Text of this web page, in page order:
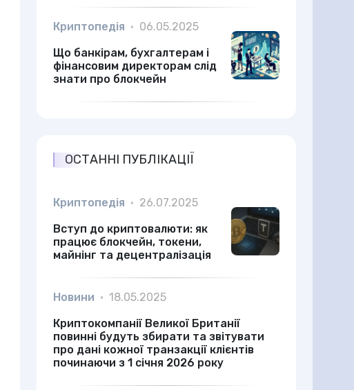
Криптопедія • 06.05.2025
Що банкірам, бухгалтерам і
фінансовим директорам слід
знати про блокчейн
ОСТАННІ ПУБЛІКАЦІЇ
Криптопедія • 26.07.2025
Вступ до криптовалюти: як
працює блокчейн, токени,
майнінг та децентралізація
Новини • 18.05.2025
Криптокомпанії Великої Британії
повинні будуть збирати та звітувати
про дані кожної транзакції клієнтів
починаючи з 1 січня 2026 року